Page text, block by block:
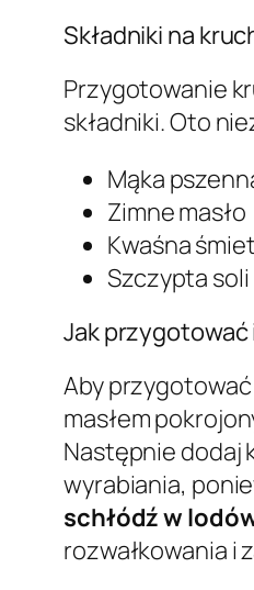
Składniki na
Przygotowanie
składniki. Oto
Mąka
Zimne masło
Kwaśna
Szczypta
Jak przygotować
Aby przygotować
masłem
Następnie dodaj
wyrabiania,
schłódź w
rozwałkowania i